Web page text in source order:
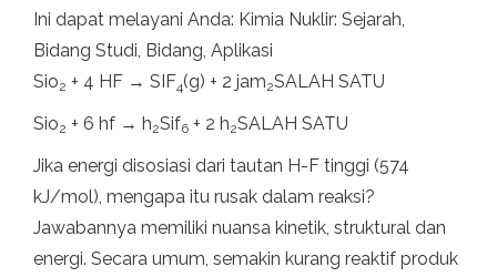
Ini dapat melayani Anda: Kimia Nuklir: Sejarah,
Bidang Studi, Bidang, Aplikasi
Sio2 + 4 HF → SIF4(g) + 2 jam2SALAH SATU
Sio2 + 6 hf → h2Sif6 + 2 h2SALAH SATU
Jika energi disosiasi dari tautan H-F tinggi (574
kJ/mol), mengapa itu rusak dalam reaksi?
Jawabannya memiliki nuansa kinetik, struktural dan
energi. Secara umum, semakin kurang reaktif produk